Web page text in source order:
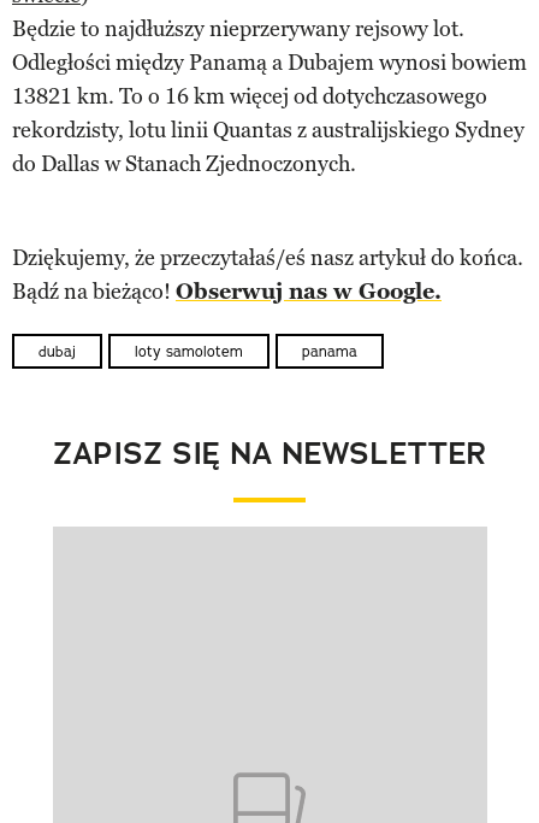
Będzie to najdłuższy nieprzerywany rejsowy lot.
Odległości między Panamą a Dubajem wynosi bowiem
13821 km. To o 16 km więcej od dotychczasowego
rekordzisty, lotu linii Quantas z australijskiego Sydney
do Dallas w Stanach Zjednoczonych.
Dziękujemy, że przeczytałaś/eś nasz artykuł do końca.
Bądź na bieżąco! Obserwuj nas w Google.
dubaj loty samolotem panama
ZAPISZ SIĘ NA NEWSLETTER